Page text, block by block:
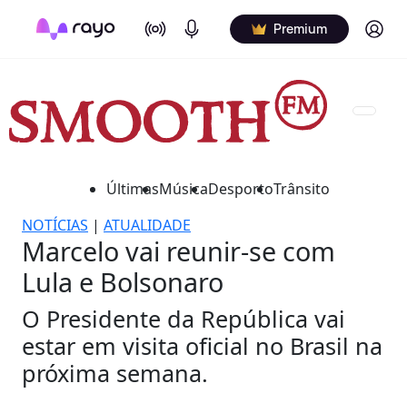
On Air Podcasts Premium Log in
ÚltimasMúsicaDesportoTrânsito
NOTÍCIAS | ATUALIDADE
Marcelo vai reunir-se com
Lula e Bolsonaro
O Presidente da República vai
estar em visita oficial no Brasil na
próxima semana.